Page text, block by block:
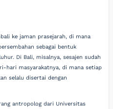
ke jaman prasejarah, di mana
sebagai bentuk
Di Bali, misalnya, sesajen sudah
hari masyarakatnya, di mana setiap
selalu disertai dengan
antropolog dari Universitas